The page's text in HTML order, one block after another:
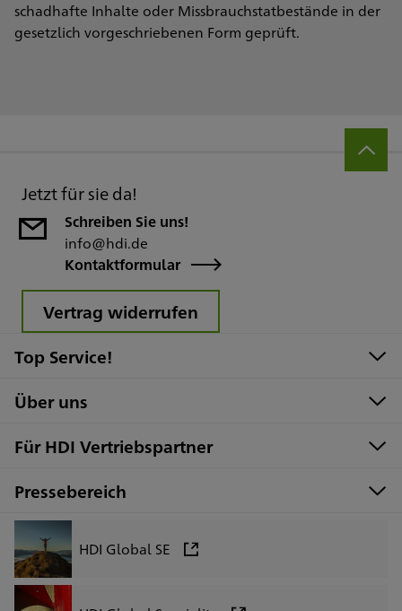
schadhafte Inhalte oder Missbrauchstatbestände in der
gesetzlich vorgeschriebenen Form geprüft.
Jetzt für sie da!
Schreiben Sie uns!
info@hdi.de
Kontaktformular
Vertrag widerrufen
Top Service!
Über uns
Für HDI Vertriebspartner
Pressebereich
HDI Global SE